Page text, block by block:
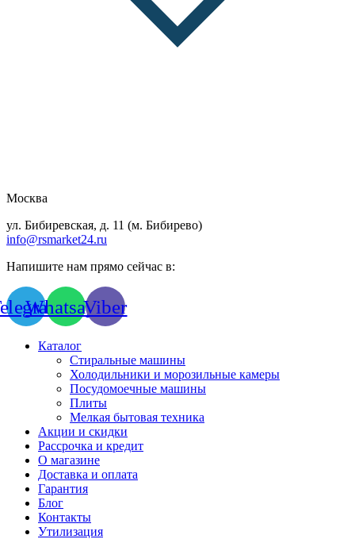
Москва
ул. Бибиревская, д. 11 (м. Бибирево)
info@rsmarket24.ru
Напишите нам прямо сейчас в:
WhatsappViber
Каталог
Стиральные машины
Холодильники и морозильные камеры
Посудомоечные машины
Плиты
Мелкая бытовая техника
Акции и скидки
Рассрочка и кредит
О магазине
Доставка и оплата
Гарантия
Блог
Контакты
Утилизация